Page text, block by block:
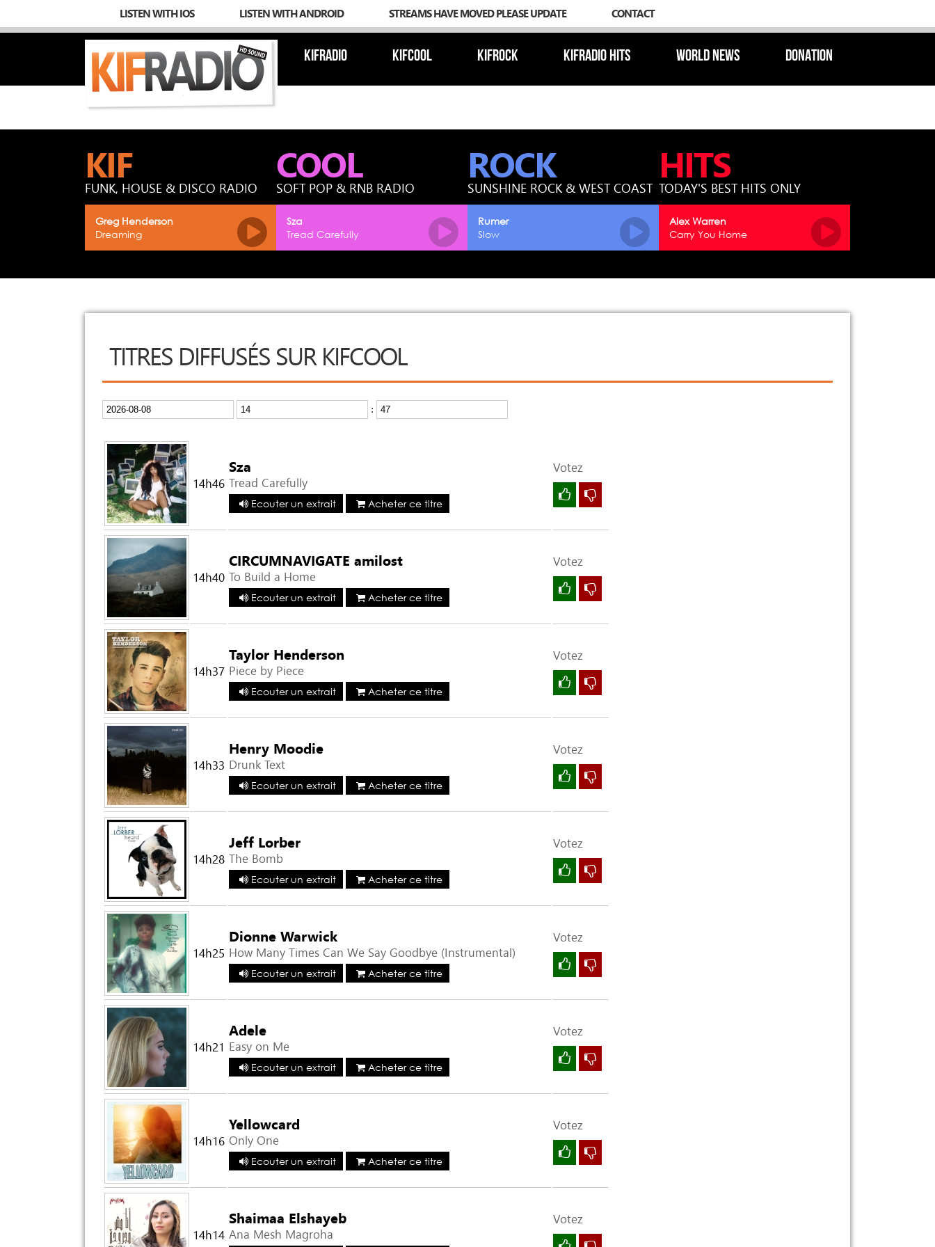
LISTEN WITH IOS LISTEN WITH ANDROID STREAMS HAVE MOVED PLEASE UPDATE CONTACT
KIFRADIO KIFCOOL KIFROCK KIFRADIO HITS WORLD NEWS DONATION
KIF
FUNK, HOUSE & DISCO RADIO
Greg Henderson
Dreaming
COOL
SOFT POP & RNB RADIO
Sza
Tread Carefully
ROCK
SUNSHINE ROCK & WEST COAST
Rumer
Slow
HITS
TODAY'S BEST HITS ONLY
Alex Warren
Carry You Home
TITRES DIFFUSÉS SUR KIFCOOL
:
14h46
Sza
Tread Carefully
Ecouter un extrait Acheter ce titre
Votez
14h40
CIRCUMNAVIGATE amilost
To Build a Home
Ecouter un extrait Acheter ce titre
Votez
14h37
Taylor Henderson
Piece by Piece
Ecouter un extrait Acheter ce titre
Votez
14h33
Henry Moodie
Drunk Text
Ecouter un extrait Acheter ce titre
Votez
14h28
Jeff Lorber
The Bomb
Ecouter un extrait Acheter ce titre
Votez
14h25
Dionne Warwick
How Many Times Can We Say Goodbye (Instrumental)
Ecouter un extrait Acheter ce titre
Votez
14h21
Adele
Easy on Me
Ecouter un extrait Acheter ce titre
Votez
14h16
Yellowcard
Only One
Ecouter un extrait Acheter ce titre
Votez
14h14
Shaimaa Elshayeb
Ana Mesh Magroha
Votez